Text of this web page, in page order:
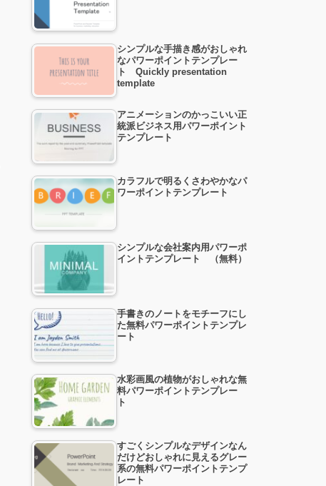
シンプルな手描き感がおしゃれ
なパワーポイントテンプレー
ト Quickly presentation
template
アニメーションのかっこいい正
統派ビジネス用パワーポイント
テンプレート
カラフルで明るくさわやかなパ
ワーポイントテンプレート
シンプルな会社案内用パワーポ
イントテンプレート （無料）
手書きのノートをモチーフにし
た無料パワーポイントテンプレ
ート
水彩画風の植物がおしゃれな無
料パワーポイントテンプレー
ト
すごくシンプルなデザインなん
だけどおしゃれに見えるグレー
系の無料パワーポイントテンプ
レート